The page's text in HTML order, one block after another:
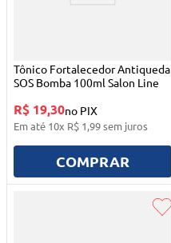
Tônico Fortalecedor Antiqueda
SOS Bomba 100ml Salon Line
R$ 19,30no PIX
Em até 10x R$ 1,99sem juros
COMPRAR